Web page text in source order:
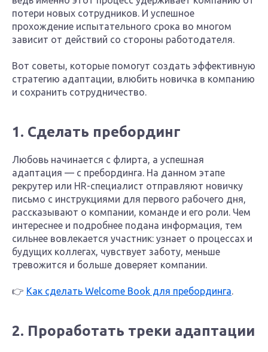
потери новых сотрудников. И успешное
прохождение испытательного срока во многом
зависит от действий со стороны работодателя.
Вот советы, которые помогут создать эффективную
стратегию адаптации, влюбить новичка в компанию
и сохранить сотрудничество.
1. Сделать пребординг
Любовь начинается с флирта, а успешная
адаптация — с пребординга. На данном этапе
рекрутер или HR-специалист отправляют новичку
письмо с инструкциями для первого рабочего дня,
рассказывают о компании, команде и его роли. Чем
интереснее и подробнее подана информация, тем
сильнее вовлекается участник: узнает о процессах и
будущих коллегах, чувствует заботу, меньше
тревожится и больше доверяет компании.
👉 Как сделать Welcome Book для пребординга
2. Проработать треки адаптации